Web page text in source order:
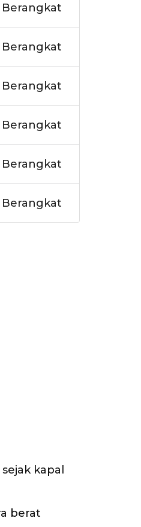
Berangkat
Berangkat
Berangkat
Berangkat
Berangkat
Berangkat
kapal
berat